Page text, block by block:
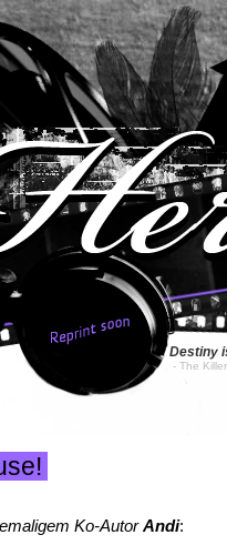
Destiny
- The
Ko-AutorAndi: